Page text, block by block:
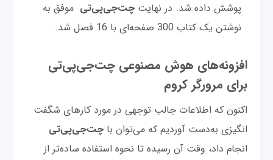
پوشش داده شد. در نهایتچت‌‌جی‌پی‌تیموفق به
نوشتن یک کتاب 300 صفحه‌ای با 16 فصل شد.
افزونه‌های هوش مصنوعی چت‌‌جی‌پی‌تی
برای مرورگر کروم
اکنون که اطلاعات جالب توجهی در مورد کارهای شگفت
انگیزی به‌دست آوردیم که می‌توان باچت‌‌جی‌پی‌تی
انجام داد، وقت آن رسیده تا نحوه استفاده ساده‌تر از